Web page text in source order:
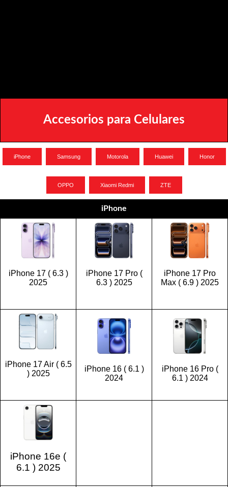
Accesorios para Celulares
iPhone Samsung Motorola Huawei Honor
OPPO Xiaomi Redmi ZTE
iPhone
iPhone 17 ( 6.3 )
2025
iPhone 17 Pro (
6.3 ) 2025
iPhone 17 Pro
Max ( 6.9 ) 2025
iPhone 17 Air ( 6.5
) 2025
iPhone 16 ( 6.1 )
2024
iPhone 16 Pro (
6.1 ) 2024
iPhone 16e (
6.1 ) 2025